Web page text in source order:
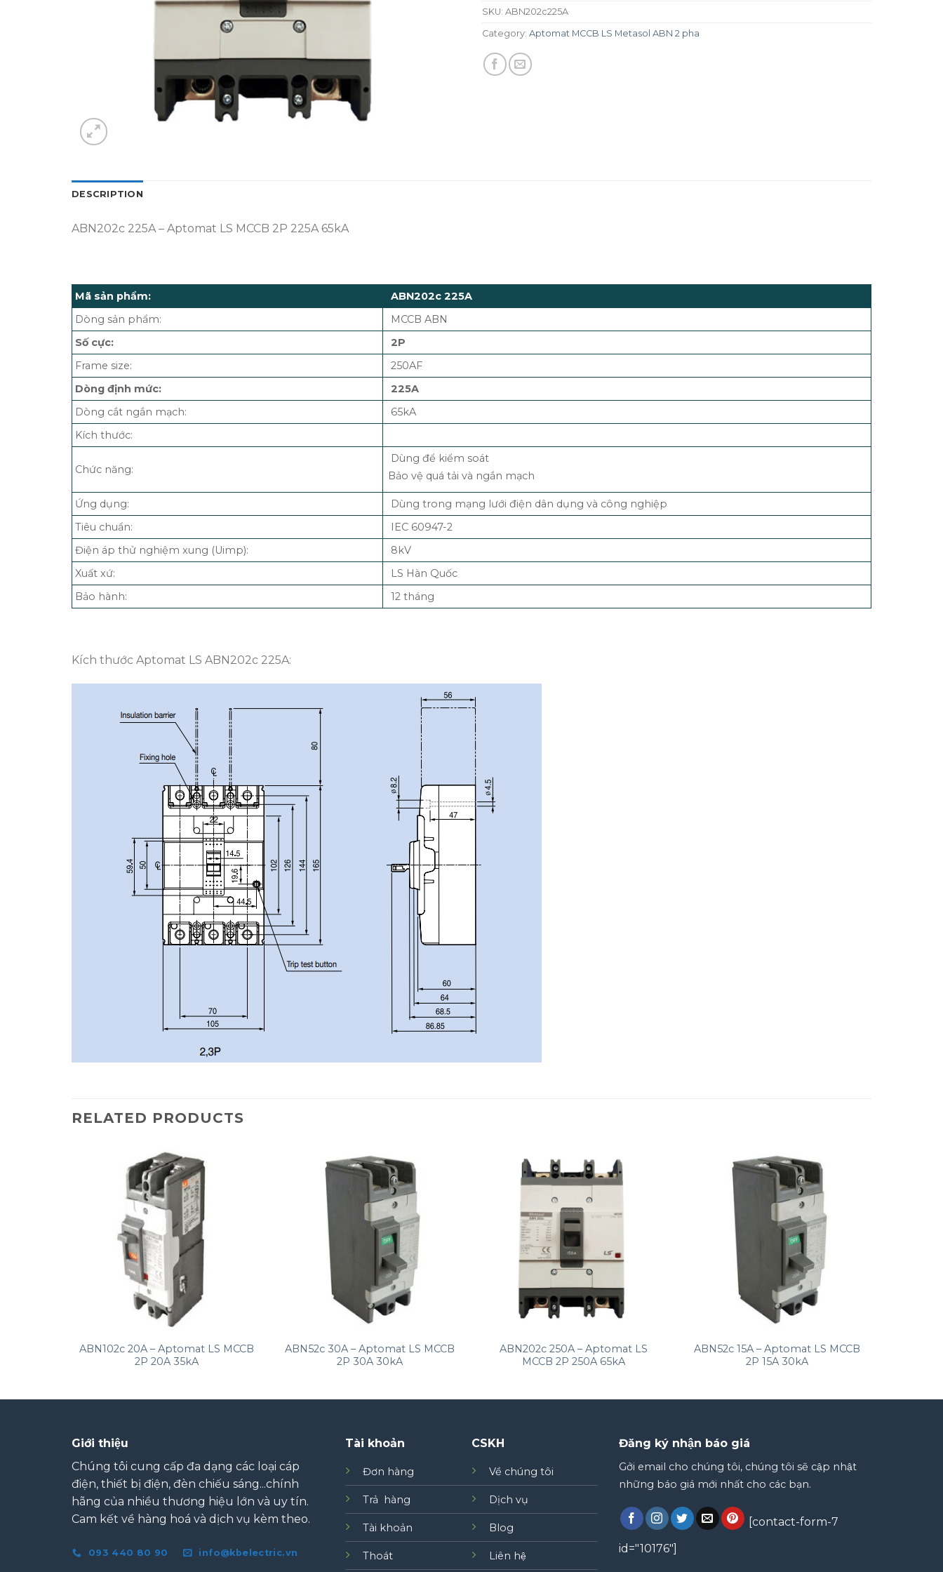
SKU: ABN202c225A
Category: Aptomat MCCB LS Metasol ABN 2 pha
DESCRIPTION
ABN202c 225A – Aptomat LS MCCB 2P 225A 65kA
Mã sản phẩm:
ABN202c 225A
Dòng sản phẩm:
MCCB ABN
Số cực:
2P
Frame size:
250AF
Dòng định mức:
225A
Dòng cắt ngắn mạch:
65kA
Kích thước:
Chức năng:
Dùng để kiểm soát
Bảo vệ quá tải và ngắn mạch
Ứng dụng:
Dùng trong mạng lưới điện dân dụng và công nghiệp
Tiêu chuẩn:
IEC 60947-2
Điện áp thử nghiệm xung (Uimp):
8kV
Xuất xứ:
LS Hàn Quốc
Bảo hành:
12 tháng
Kích thước Aptomat LS ABN202c 225A:
RELATED PRODUCTS
ABN102c 20A – Aptomat LS MCCB
2P 20A 35kA
ABN52c 30A – Aptomat LS MCCB
2P 30A 30kA
ABN202c 250A – Aptomat LS
MCCB 2P 250A 65kA
ABN52c 15A – Aptomat LS MCCB
2P 15A 30kA
Giới thiệu
Chúng tôi cung cấp đa dạng các loại cáp
điện, thiết bị điện, đèn chiếu sáng...chính
hãng của nhiều thương hiệu lớn và uy tín.
Cam kết về hàng hoá và dịch vụ kèm theo.
093 440 80 90 info@kbelectric.vn
Tài khoản
Đơn hàng
Trả hàng
Tài khoản
Thoát
CSKH
Về chúng tôi
Dịch vụ
Blog
Liên hệ
Đăng ký nhận báo giá
Gởi email cho chúng tôi, chúng tôi sẽ cập nhật
những báo giá mới nhất cho các bạn.
[contact-form-7
id="10176"]